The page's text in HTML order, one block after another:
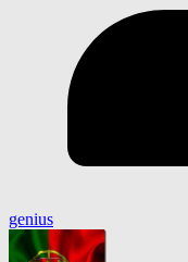
genius